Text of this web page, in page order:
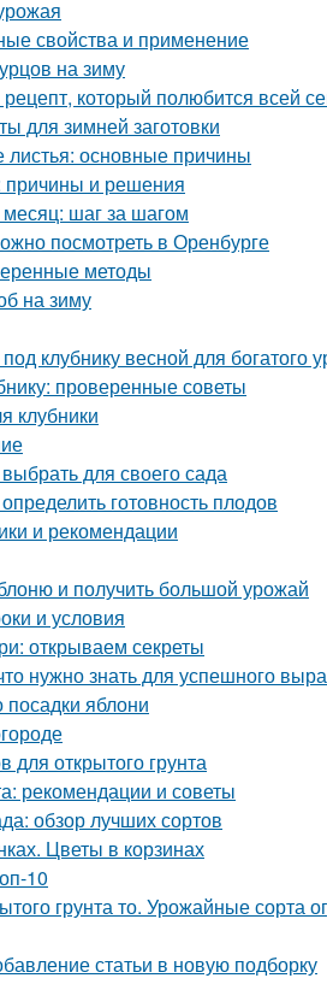
свойства и применение
на зиму
который полюбится всей
для зимней заготовки
основные причины
причины и решения
шаг за шагом
посмотреть в Оренбурге
методы
на зиму
клубнику весной для богатого
проверенные советы
клубники
для своего сада
готовность плодов
и рекомендации
и получить большой урожай
и условия
открываем секреты
нужно знать для успешного
посадки яблони
для открытого грунта
рекомендации и советы
обзор лучших сортов
Цветы в корзинах
10
грунта то. Урожайные сорта
статьи в новую подборку